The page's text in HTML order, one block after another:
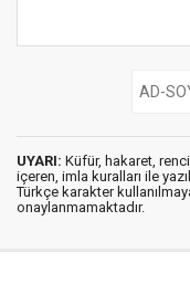
UYARI: Küfür, hakaret,
içeren, imla kuralları ile
Türkçe karakter
onaylanmamaktadır.